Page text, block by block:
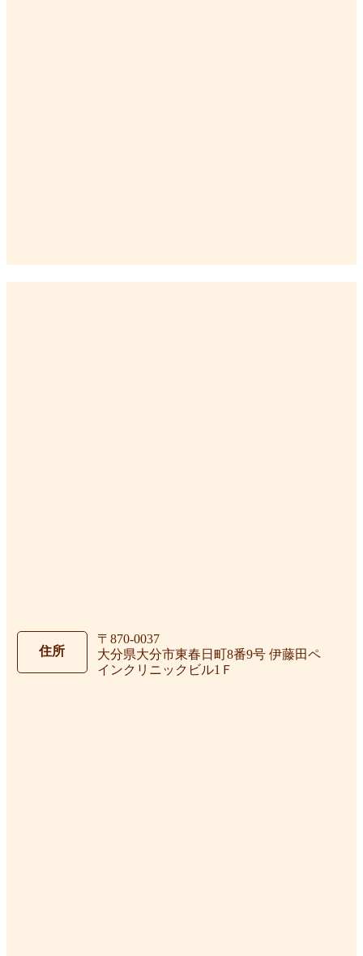
住所
〒870-0037
大分県大分市東春日町8番9号 伊藤田ペ
インクリニックビル1Ｆ